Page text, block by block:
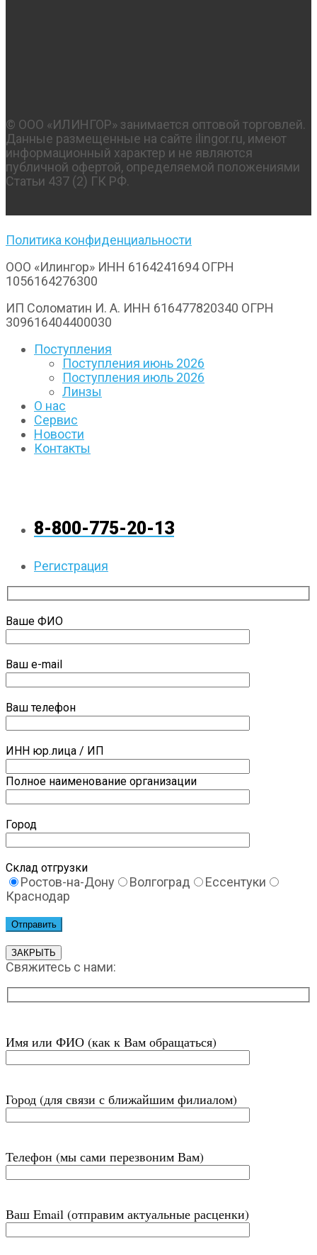
© OOO «ИЛИНГОР» занимается оптовой торговлей.
Данные размещенные на сайте ilingor.ru, имеют
информационный характер и не являются
публичной офертой, определяемой положениями
Статьи 437 (2) ГК РФ.
Политика конфиденциальности
ООО «Илингор» ИНН 6164241694 ОГРН
1056164276300
ИП Соломатин И. А. ИНН 616477820340 ОГРН
309616404400030
Поступления
Поступления июнь 2026
Поступления июль 2026
Линзы
О нас
Сервис
Новости
Контакты
8-800-775-20-13
Регистрация
Ваше ФИО
Ваш e-mail
Ваш телефон
ИНН юр.лица / ИП
Полное наименование организации
Город
Склад отгрузки
Ростов-на-Дону Волгоград
Ессентуки
Краснодар
ЗАКРЫТЬ
Свяжитесь с нами:
Имя или ФИО (как к Вам обращаться)
Город (для связи с ближайшим филиалом)
Телефон (мы сами перезвоним Вам)
Ваш Email (отправим актуальные расценки)